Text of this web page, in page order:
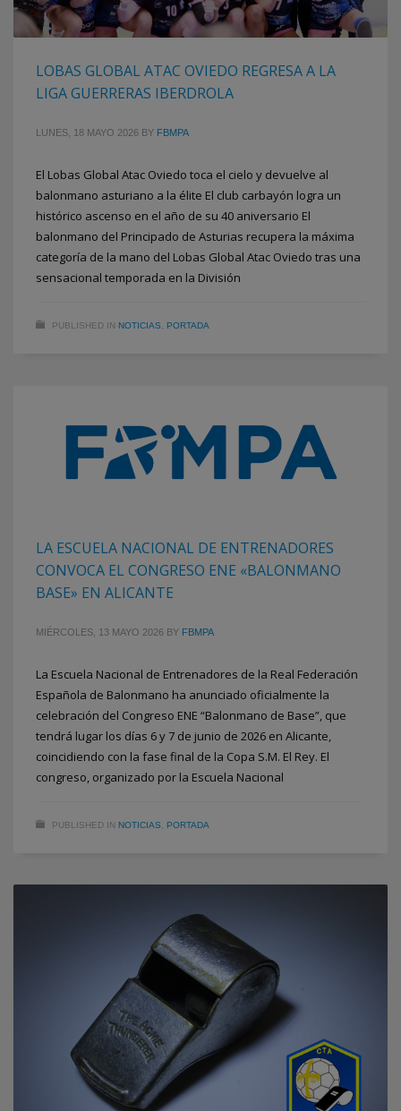
LOBAS GLOBAL ATAC OVIEDO REGRESA A LA
LIGA GUERRERAS IBERDROLA
LUNES, 18 MAYO 2026 BY FBMPA
El Lobas Global Atac Oviedo toca el cielo y devuelve al
balonmano asturiano a la élite El club carbayón logra un
histórico ascenso en el año de su 40 aniversario El
balonmano del Principado de Asturias recupera la máxima
categoría de la mano del Lobas Global Atac Oviedo tras una
sensacional temporada en la División
PUBLISHED IN NOTICIAS PORTADA
LA ESCUELA NACIONAL DE ENTRENADORES
CONVOCA EL CONGRESO ENE «BALONMANO
BASE» EN ALICANTE
MIÉRCOLES, 13 MAYO 2026 BY FBMPA
La Escuela Nacional de Entrenadores de la Real Federación
Española de Balonmano ha anunciado oficialmente la
celebración del Congreso ENE “Balonmano de Base”, que
tendrá lugar los días 6 y 7 de junio de 2026 en Alicante,
coincidiendo con la fase final de la Copa S.M. El Rey. El
congreso, organizado por la Escuela Nacional
PUBLISHED IN NOTICIAS PORTADA